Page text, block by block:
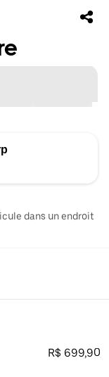
dans un endroit
R$ 699,90